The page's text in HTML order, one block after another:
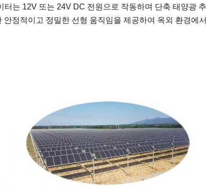
터는 12V 또는 24V DC 전원으로 작동하며 단축 태양광
정적이고 정밀한 선형 움직임을 제공하여 옥외 환경에